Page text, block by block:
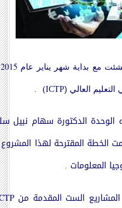
مع بداية شهر يناير عام 2015
العالي (
ICTP
)
.
الدكتورة سهام نبيل
الخطة المقترحة لهذا
المعلومات .
الست المقدمة من